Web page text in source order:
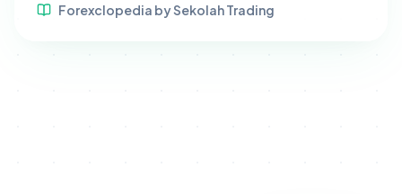
Forexclopedia by Sekolah Trading